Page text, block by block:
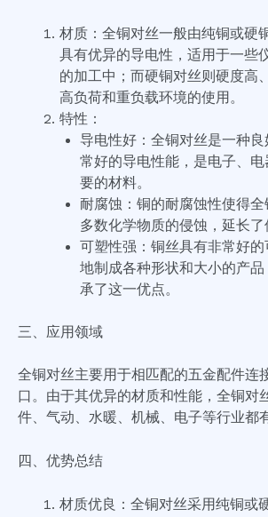
材质：全铜对丝一般由纯铜或硬
具有优异的导电性，适用于一些
的加工中；而硬铜对丝则硬度高
高负荷和重负载环境的使用。
特性：
导电性好：全铜对丝是一种
常好的导电性能，是电子、
要的材料。
耐腐蚀：铜的耐腐蚀性使得
多数化学物质的侵蚀，延长了
可塑性强：铜丝具有非常好
地制成各种形状和大小的产
承了这一优点。
三、应用领域
全铜对丝主要用于相匹配的五金配件连
口。由于其优异的材质和性能，全铜对
件、气动、水暖、机械、电子等行业都
四、优势总结
材质优良：全铜对丝采用纯铜或